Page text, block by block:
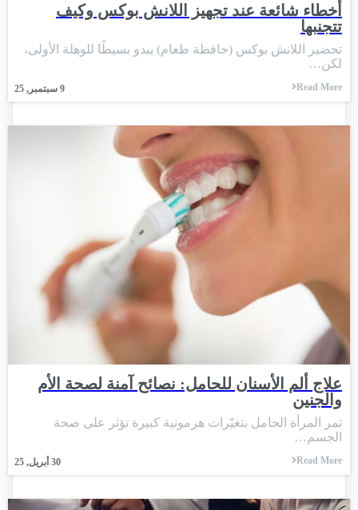
أخطاء شائعة عند تجهيز اللانش بوكس وكيف
تتجنبها
9 سبتمبر, 25
تحضير اللانش بوكس (حافظة طعام) يبدو بسيطًا للوهلة الأولى،
لكن…
Read More
علاج ألم الأسنان للحامل: نصائح آمنة لصحة الأم
والجنين
30 أبريل, 25
تمر المرأة الحامل بتغيّرات هرمونية كبيرة تؤثر على صحة
الجسم…
Read More